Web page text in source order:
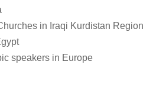
in Iraqi Kurdistan Region
speakers in Europe